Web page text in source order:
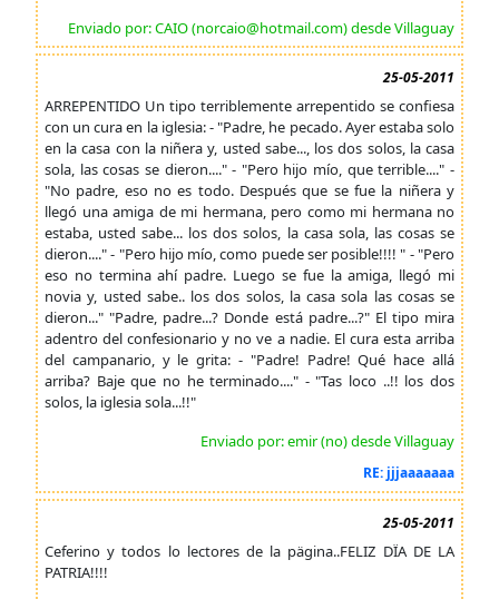
Enviado por: CAIO (norcaio@hotmail.com) desde Villaguay
25-05-2011
ARREPENTIDO Un tipo terriblemente arrepentido se confiesa
con un cura en la iglesia: - "Padre, he pecado. Ayer estaba solo
en la casa con la niñera y, usted sabe..., los dos solos, la casa
sola, las cosas se dieron...." - "Pero hijo mío, que terrible...." -
"No padre, eso no es todo. Después que se fue la niñera y
llegó una amiga de mi hermana, pero como mi hermana no
estaba, usted sabe... los dos solos, la casa sola, las cosas se
dieron...." - "Pero hijo mío, como puede ser posible!!!! " - "Pero
eso no termina ahí padre. Luego se fue la amiga, llegó mi
novia y, usted sabe.. los dos solos, la casa sola las cosas se
dieron..." "Padre, padre...? Donde está padre...?" El tipo mira
adentro del confesionario y no ve a nadie. El cura esta arriba
del campanario, y le grita: - "Padre! Padre! Qué hace allá
arriba? Baje que no he terminado...." - "Tas loco ..!! los dos
solos, la iglesia sola...!!"
Enviado por: emir (no) desde Villaguay
RE: jjjaaaaaaa
25-05-2011
Ceferino y todos lo lectores de la pägina..FELIZ DÏA DE LA
PATRIA!!!!